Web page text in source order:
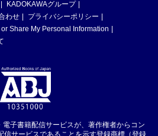
KADOKAWAグループ
わせ
プライバシーポリシー
Share My Personal Information
子書籍配信サービスが、著作権者からコン
信サービスであることを示す登録商標（登録